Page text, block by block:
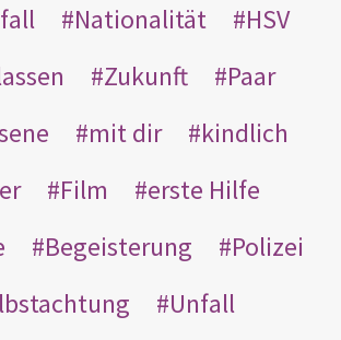
Nationalität
HSV
Zukunft
Paar
mit dir
kindlich
Film
erste Hilfe
Begeisterung
Polizei
Unfall